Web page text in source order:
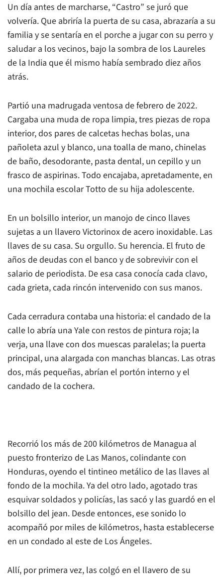
Un día antes de marcharse, “Castro” se juró que
volvería. Que abriría la puerta de su casa, abrazaría a su
familia y se sentaría en el porche a jugar con su perro y
saludar a los vecinos, bajo la sombra de los Laureles
de la India que él mismo había sembrado diez años
atrás.
Partió una madrugada ventosa de febrero de 2022.
Cargaba una muda de ropa limpia, tres piezas de ropa
interior, dos pares de calcetas hechas bolas, una
pañoleta azul y blanco, una toalla de mano, chinelas
de baño, desodorante, pasta dental, un cepillo y un
frasco de aspirinas. Todo encajaba, apretadamente, en
una mochila escolar Totto de su hija adolescente.
En un bolsillo interior, un manojo de cinco llaves
sujetas a un llavero Victorinox de acero inoxidable. Las
llaves de su casa. Su orgullo. Su herencia. El fruto de
años de deudas con el banco y de sobrevivir con el
salario de periodista. De esa casa conocía cada clavo,
cada grieta, cada rincón intervenido con sus manos.
Cada cerradura contaba una historia: el candado de la
calle lo abría una Yale con restos de pintura roja; la
verja, una llave con dos muescas paralelas; la puerta
principal, una alargada con manchas blancas. Las otras
dos, más pequeñas, abrían el portón interno y el
candado de la cochera.
Recorrió los más de 200 kilómetros de Managua al
puesto fronterizo de Las Manos, colindante con
Honduras, oyendo el tintineo metálico de las llaves al
fondo de la mochila. Ya del otro lado, agotado tras
esquivar soldados y policías, las sacó y las guardó en el
bolsillo del jean. Desde entonces, ese sonido lo
acompañó por miles de kilómetros, hasta establecerse
en un condado al este de Los Ángeles.
Allí, por primera vez, las colgó en el llavero de su